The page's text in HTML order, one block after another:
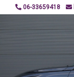
06-33659418